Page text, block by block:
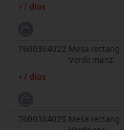
+7 días
7600364022 Mesa
Verde manz.
+7 días
7600364025 Mesa